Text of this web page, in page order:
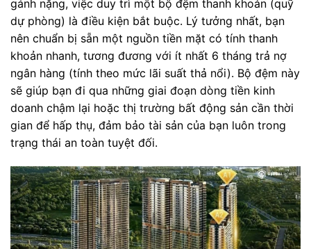
gánh nặng, việc duy trì một bộ đệm thanh khoản (quỹ
dự phòng) là điều kiện bắt buộc. Lý tưởng nhất, bạn
nên chuẩn bị sẵn một nguồn tiền mặt có tính thanh
khoản nhanh, tương đương với ít nhất 6 tháng trả nợ
ngân hàng (tính theo mức lãi suất thả nổi). Bộ đệm này
sẽ giúp bạn đi qua những giai đoạn dòng tiền kinh
doanh chậm lại hoặc thị trường bất động sản cần thời
gian để hấp thụ, đảm bảo tài sản của bạn luôn trong
trạng thái an toàn tuyệt đối.